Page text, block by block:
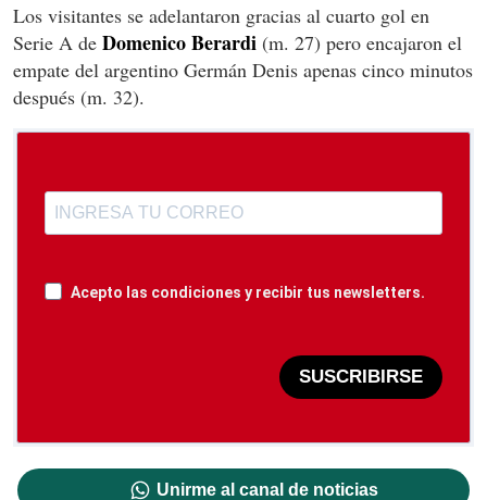
Los visitantes se adelantaron gracias al cuarto gol en
Serie A de Domenico Berardi (m. 27) pero encajaron el
empate del argentino Germán Denis apenas cinco minutos
después (m. 32).
Acepto las condiciones y recibir tus newsletters.
SUSCRIBIRSE
Unirme al canal de noticias